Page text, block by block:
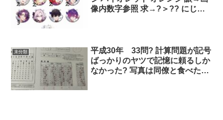
像内数字参照 求→?＞?? にじフ
未分類
平成30年 33問? 計算問題が記号
ばっかりのヤツで記憶に頼るしか
なかった? 写真は同僚と食べたラ